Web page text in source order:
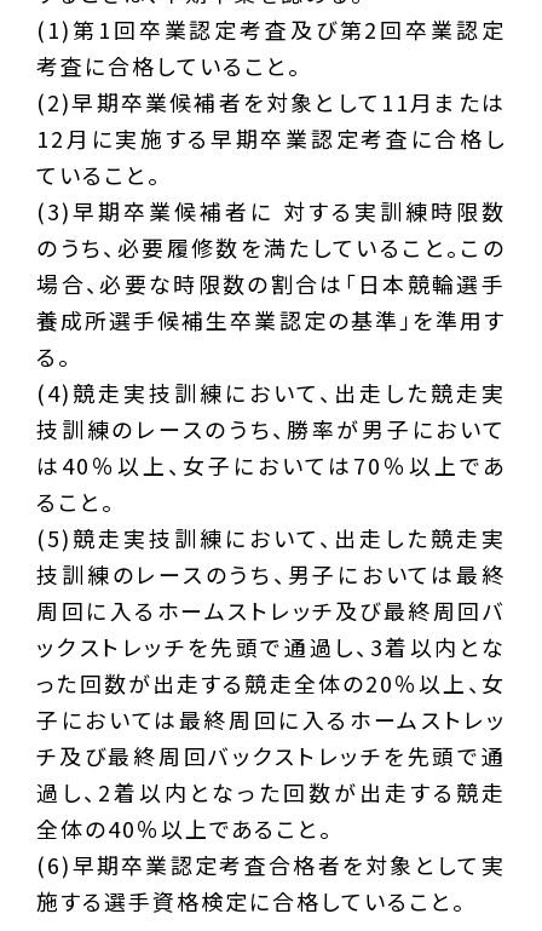
(1)第1回卒業認定考査及び第2回卒業認定
考査に合格していること。
(2)早期卒業候補者を対象として11月または
12月に実施する早期卒業認定考査に合格し
ていること。
(3)早期卒業候補者に 対する実訓練時限数
のうち、必要履修数を満たしていること。この
場合、必要な時限数の割合は「日本競輪選手
養成所選手候補生卒業認定の基準」を準用す
る。
(4)競走実技訓練において、出走した競走実
技訓練のレースのうち、勝率が男子において
は40％以上、女子においては70％以上であ
ること。
(5)競走実技訓練において、出走した競走実
技訓練のレースのうち、男子においては最終
周回に入るホームストレッチ及び最終周回バ
ックストレッチを先頭で通過し、3着以内とな
った回数が出走する競走全体の20％以上、女
子においては最終周回に入るホームストレッ
チ及び最終周回バックストレッチを先頭で通
過し、2着以内となった回数が出走する競走
全体の40％以上であること。
(6)早期卒業認定考査合格者を対象として実
施する選手資格検定に合格していること。